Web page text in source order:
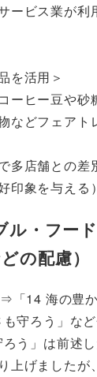
ービス業が利
を活用＞
ーヒー豆や砂
などフェアト
多店舗との差
印象を与える）
・フー
の配慮）
14 海の豊
も守ろう」な
ろう」は前述
上げましたが